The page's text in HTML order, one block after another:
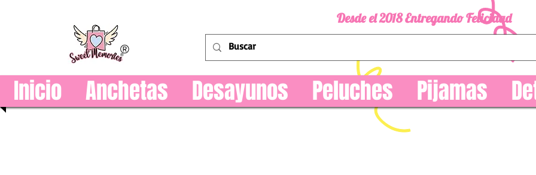
Desde el 2018 Entregando Felicidad
®
Inicio Anchetas Desayunos Peluches Pijamas